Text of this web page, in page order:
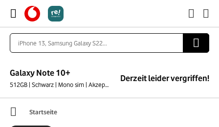
Galaxy Note 10+
512GB | Schwarz | Mono sim | Akzeptabler Zustand
Derzeit leider vergriffen!
Startseite